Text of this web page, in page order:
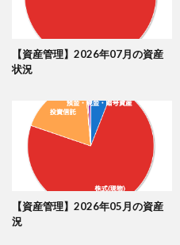
【資産管理】2026年07月の資産
状況
【資産管理】2026年05月の資産
況